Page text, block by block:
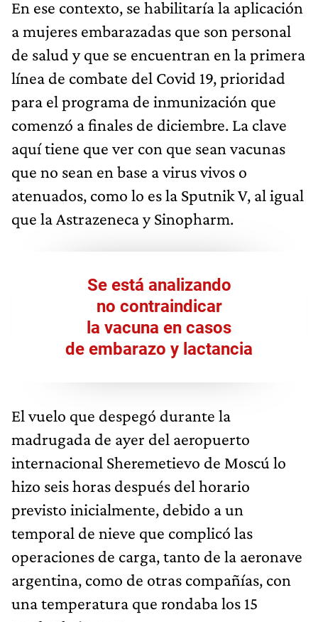
En ese contexto, se habilitaría la aplicación
a mujeres embarazadas que son personal
de salud y que se encuentran en la primera
línea de combate del Covid 19, prioridad
para el programa de inmunización que
comenzó a finales de diciembre. La clave
aquí tiene que ver con que sean vacunas
que no sean en base a virus vivos o
atenuados, como lo es la Sputnik V, al igual
que la Astrazeneca y Sinopharm.
Se está analizando
no contraindicar
la vacuna en casos
de embarazo y lactancia
El vuelo que despegó durante la
madrugada de ayer del aeropuerto
internacional Sheremetievo de Moscú lo
hizo seis horas después del horario
previsto inicialmente, debido a un
temporal de nieve que complicó las
operaciones de carga, tanto de la aeronave
argentina, como de otras compañías, con
una temperatura que rondaba los 15